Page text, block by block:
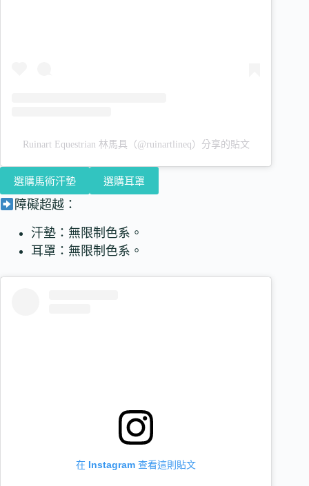
Ruinart Equestrian 林馬具（@ruinartlineq）分享的貼文
選購馬術汗墊 選購耳罩
障礙超越：
汗墊：無限制色系。
耳罩：無限制色系。
在 Instagram 查看這則貼文